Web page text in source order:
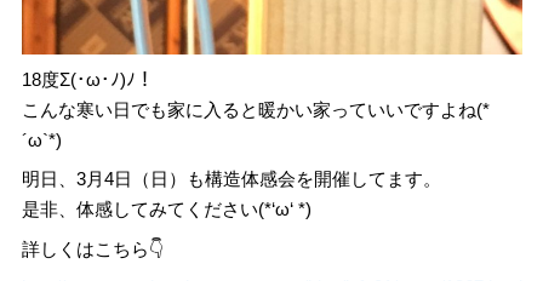
18度Σ(･ω･ﾉ)ﾉ！
こんな寒い日でも家に入ると暖かい家っていいですよね(*
´ω`*)
明日、3月4日（日）も構造体感会を開催してます。
是非、体感してみてください(*‘ω‘ *)
詳しくはこちら👇